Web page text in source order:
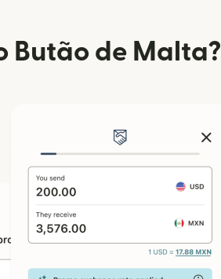
Butão de Malta?